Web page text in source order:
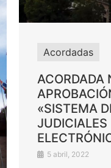
Acordadas
ACORDADA
«SISTEMA
JUDICIALES
5 abril, 2022